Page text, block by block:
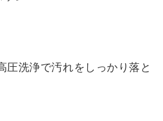
圧洗浄で汚れをしっかり落と